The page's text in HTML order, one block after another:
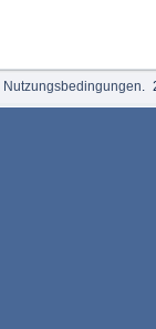
Nutzungsbedingungen.